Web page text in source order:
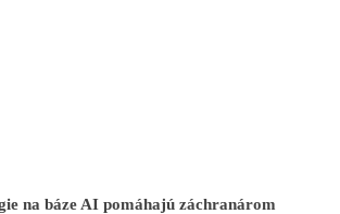
na báze AI pomáhajú záchranárom